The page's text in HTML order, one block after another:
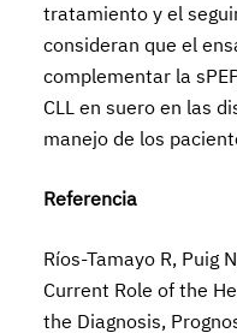
tratamiento y el
consideran que el
complementar la
CLL en suero en las
manejo de los
Referencia
Ríos-Tamayo R, Puig
Current Role of the
the Diagnosis,